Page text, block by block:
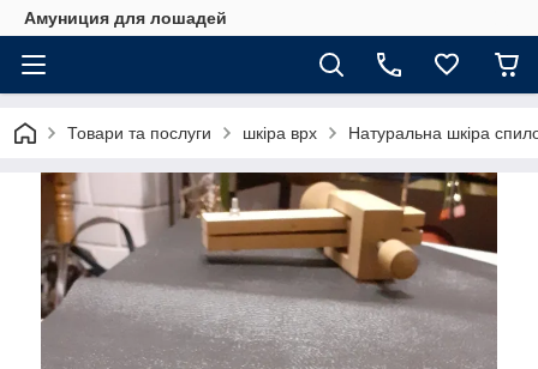
Амуниция для лошадей
Товари та послуги шкіра врх Натуральна шкіра